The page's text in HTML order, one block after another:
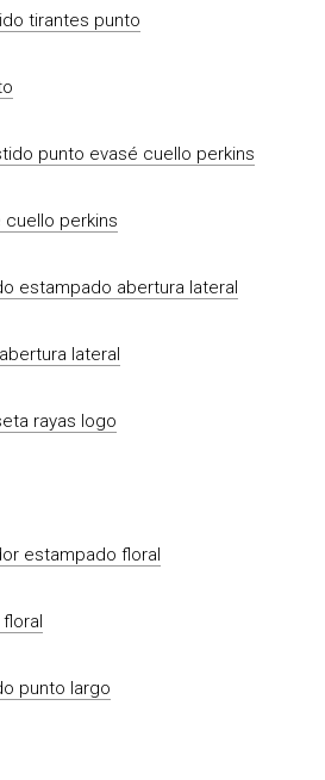
tirantes punto
punto evasé cuello perkins
estampado abertura lateral
rayas logo
estampado floral
punto largo